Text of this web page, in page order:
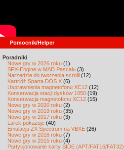
Pomocnik/Helper
Poradniki
Nowe gry w 2026 roku (1)
SFX-Engine w MAD Pascalu (3)
Narzędzie do tworzenia scrolli (12)
Kartridż Sparta DOS X (6)
Usprawnienia magnetofonu XC12 (12)
Konserwacja stacji dysków 1050 (19)
Konserwacja magnetofonu XC12 (15)
Nowe gry w 2020 roku (2)
Nowe gry w 2019 roku (35)
Nowe gry w 2017 roku (3)
Larek pokazuje (40)
Emulacja ZX Spectrum na VBXE (26)
Nowe gry w 2016 roku (7)
Nowe gry w 2015 roku (4)
Partycjonowanie karty SIDE (APT/FAT16/FAT32)